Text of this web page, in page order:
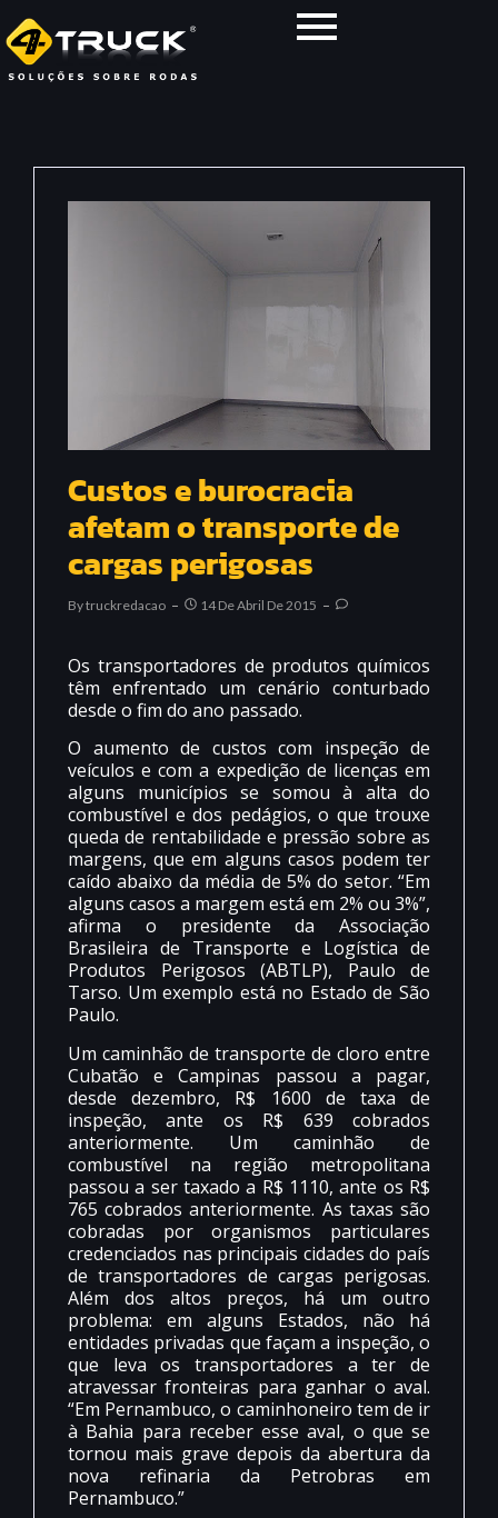
Custos e burocracia
afetam o transporte de
cargas perigosas
ByTruckredacao 14 De Abril De 2015
Os transportadores de produtos químicos
têm enfrentado um cenário conturbado
desde o fim do ano passado.
O aumento de custos com inspeção de
veículos e com a expedição de licenças em
alguns municípios se somou à alta do
combustível e dos pedágios, o que trouxe
queda de rentabilidade e pressão sobre as
margens, que em alguns casos podem ter
caído abaixo da média de 5% do setor. “Em
alguns casos a margem está em 2% ou 3%”,
afirma o presidente da Associação
Brasileira de Transporte e Logística de
Produtos Perigosos (ABTLP), Paulo de
Tarso. Um exemplo está no Estado de São
Paulo.
Um caminhão de transporte de cloro entre
Cubatão e Campinas passou a pagar,
desde dezembro, R$ 1600 de taxa de
inspeção, ante os R$ 639 cobrados
anteriormente. Um caminhão de
combustível na região metropolitana
passou a ser taxado a R$ 1110, ante os R$
765 cobrados anteriormente. As taxas são
cobradas por organismos particulares
credenciados nas principais cidades do país
de transportadores de cargas perigosas.
Além dos altos preços, há um outro
problema: em alguns Estados, não há
entidades privadas que façam a inspeção, o
que leva os transportadores a ter de
atravessar fronteiras para ganhar o aval.
“Em Pernambuco, o caminhoneiro tem de ir
à Bahia para receber esse aval, o que se
tornou mais grave depois da abertura da
nova refinaria da Petrobras em
Pernambuco.”